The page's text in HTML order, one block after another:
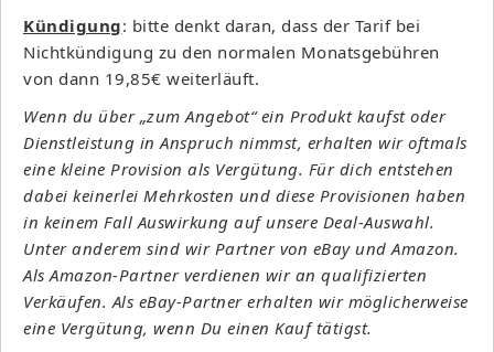
Kündigung: bitte denkt daran, dass der Tarif bei
Nichtkündigung zu den normalen Monatsgebühren
von dann 19,85€ weiterläuft.
Wenn du über „zum Angebot“ ein Produkt kaufst oder
Dienstleistung in Anspruch nimmst, erhalten wir oftmals
eine kleine Provision als Vergütung. Für dich entstehen
dabei keinerlei Mehrkosten und diese Provisionen haben
in keinem Fall Auswirkung auf unsere Deal-Auswahl.
Unter anderem sind wir Partner von eBay und Amazon.
Als Amazon-Partner verdienen wir an qualifizierten
Verkäufen. Als eBay-Partner erhalten wir möglicherweise
eine Vergütung, wenn Du einen Kauf tätigst.